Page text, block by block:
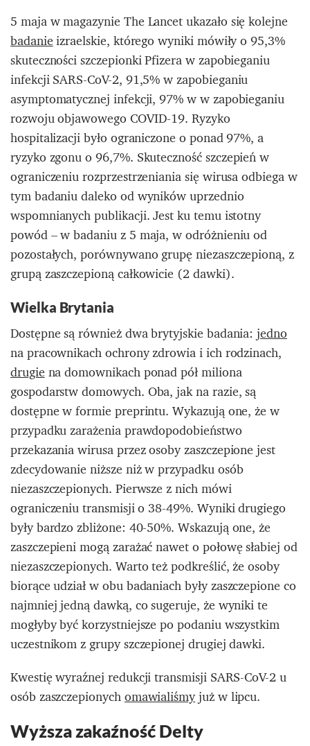
5 maja w magazynie The Lancet ukazało się kolejne
badanieizraelskie, którego wyniki mówiły o 95,3%
skuteczności szczepionki Pfizera w zapobieganiu
infekcji SARS-CoV-2, 91,5% w zapobieganiu
asymptomatycznej infekcji, 97% w w zapobieganiu
rozwoju objawowego COVID-19. Ryzyko
hospitalizacji było ograniczone o ponad 97%, a
ryzyko zgonu o 96,7%. Skuteczność szczepień w
ograniczeniu rozprzestrzeniania się wirusa odbiega w
tym badaniu daleko od wyników uprzednio
wspomnianych publikacji. Jest ku temu istotny
powód – w badaniu z 5 maja, w odróżnieniu od
pozostałych, porównywano grupę niezaszczepioną, z
grupą zaszczepioną całkowicie (2 dawki).
Wielka Brytania
Dostępne są również dwa brytyjskie badania:jedno
na pracownikach ochrony zdrowia i ich rodzinach,
drugiena domownikach ponad pół miliona
gospodarstw domowych. Oba, jak na razie, są
dostępne w formie preprintu. Wykazują one, że w
przypadku zarażenia prawdopodobieństwo
przekazania wirusa przez osoby zaszczepione jest
zdecydowanie niższe niż w przypadku osób
niezaszczepionych. Pierwsze z nich mówi
ograniczeniu transmisji o 38-49%. Wyniki drugiego
były bardzo zbliżone: 40-50%. Wskazują one, że
zaszczepieni mogą zarażać nawet o połowę słabiej od
niezaszczepionych. Warto też podkreślić, że osoby
biorące udział w obu badaniach były zaszczepione co
najmniej jedną dawką, co sugeruje, że wyniki te
mogłyby być korzystniejsze po podaniu wszystkim
uczestnikom z grupy szczepionej drugiej dawki.
Kwestię wyraźnej redukcji transmisji SARS-CoV-2 u
osób zaszczepionychomawialiśmyjuż w lipcu.
Wyższa zakaźność Delty